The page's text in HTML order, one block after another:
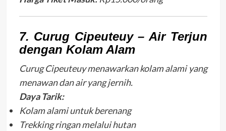
7. Curug Cipeuteuy – Air Terjun
dengan Kolam Alam
Curug Cipeuteuy menawarkan kolam alami yang
menawan dan air yang jernih.
Daya Tarik:
Kolam alami untuk berenang
Trekking ringan melalui hutan